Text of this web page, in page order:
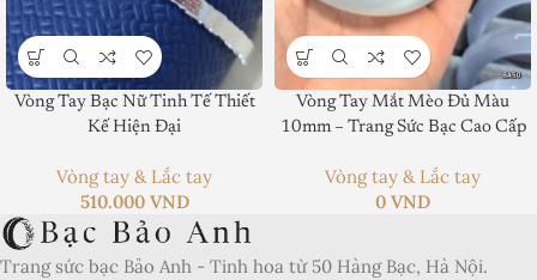
Product SKU:
Product Currency:
Price Valid Until:
Vòng Tay Bạc Nữ Tinh Tế Thiết
Kế Hiện Đại
Vòng tay & Lắc tay
510.000 VND
Vòng Tay Mắt Mèo Đủ Màu
10mm – Trang Sức Bạc Cao Cấp
Vòng tay & Lắc tay
0 VND
Trang sức bạc Bảo Anh - Tinh hoa từ 50 Hàng Bạc, Hà Nội.